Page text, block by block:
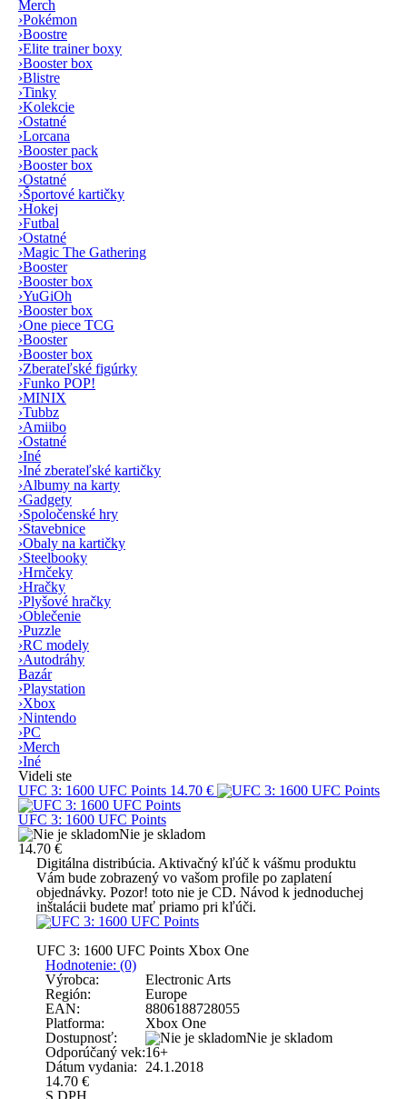
Merch
›Pokémon
›Boostre
›Elite trainer boxy
›Booster box
›Blistre
›Tinky
›Kolekcie
›Ostatné
›Lorcana
›Booster pack
›Booster box
›Ostatné
›Športové kartičky
›Hokej
›Futbal
›Ostatné
›Magic The Gathering
›Booster
›Booster box
›YuGiOh
›Booster box
›One piece TCG
›Booster
›Booster box
›Zberateľské figúrky
›Funko POP!
›MINIX
›Tubbz
›Amiibo
›Ostatné
›Iné
›Iné zberateľské kartičky
›Albumy na karty
›Gadgety
›Spoločenské hry
›Stavebnice
›Obaly na kartičky
›Steelbooky
›Hrnčeky
›Hračky
›Plyšové hračky
›Oblečenie
›Puzzle
›RC modely
›Autodráhy
Bazár
›Playstation
›Xbox
›Nintendo
›PC
›Merch
›Iné
Videli ste
UFC 3: 1600 UFC Points 14.70 €
UFC 3: 1600 UFC Points
Nie je skladom
14.70 €
Digitálna distribúcia. Aktivačný kľúč k vášmu produktu
Vám bude zobrazený vo vašom profile po zaplatení
objednávky. Pozor! toto nie je CD. Návod k jednoduchej
inštalácii budete mať priamo pri kľúči.
UFC 3: 1600 UFC Points Xbox One
Hodnotenie: (0)
Výrobca:
Electronic Arts
Región:
Europe
EAN:
8806188728055
Platforma:
Xbox One
Dostupnosť:
Nie je skladom
Odporúčaný vek:16+
Dátum vydania:
24.1.2018
14.70 €
S DPH